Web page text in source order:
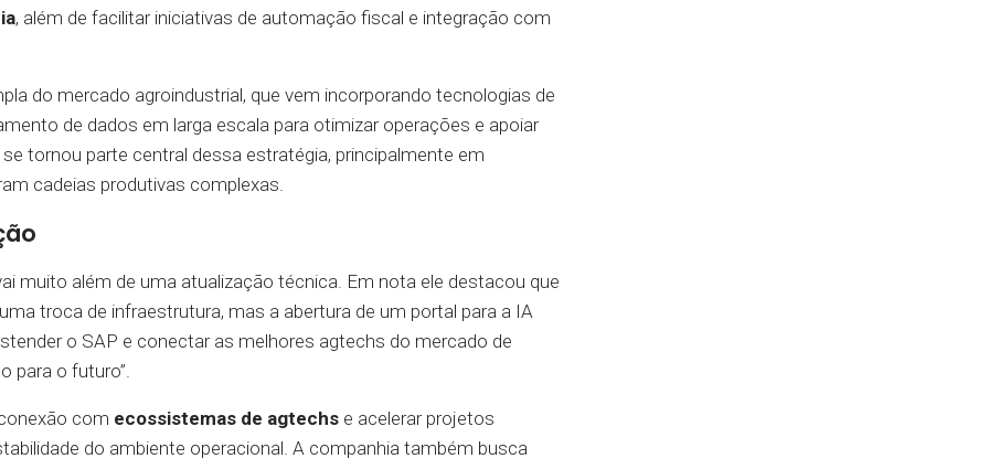
, além de facilitar iniciativas de automação fiscal e integração com
do mercado agroindustrial, que vem incorporando tecnologias de
de dados em larga escala para otimizar operações e apoiar
se tornou parte central dessa estratégia, principalmente em
cadeias produtivas complexas.
muito além de uma atualização técnica. Em nota ele destacou que
troca de infraestrutura, mas a abertura de um portal para a IA
o SAP e conectar as melhores agtechs do mercado de
para o futuro”.
com ecossistemas de agtechs e acelerar projetos
do ambiente operacional. A companhia também busca